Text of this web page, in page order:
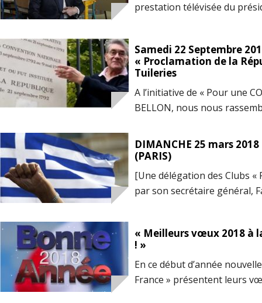
prestation télévisée du
MACRON, coopté à
et juridique qu’est devenue
Samedi 22 Septembre
« Proclamation de la
Tuileries
A l’initiative de « Pour une
BELLON, nous nous
Tuileries, pour
République à côté de la
[…]
DIMANCHE 25 mars
(PARIS)
[Une délégation des Clubs «
par son secrétaire général,
Ottoman, n’est-il pas temps
l’indépendance commune à
tous les Peuples? – Une
« Meilleurs vœux 2018 à
! »
En ce début d’année
France » présentent leurs